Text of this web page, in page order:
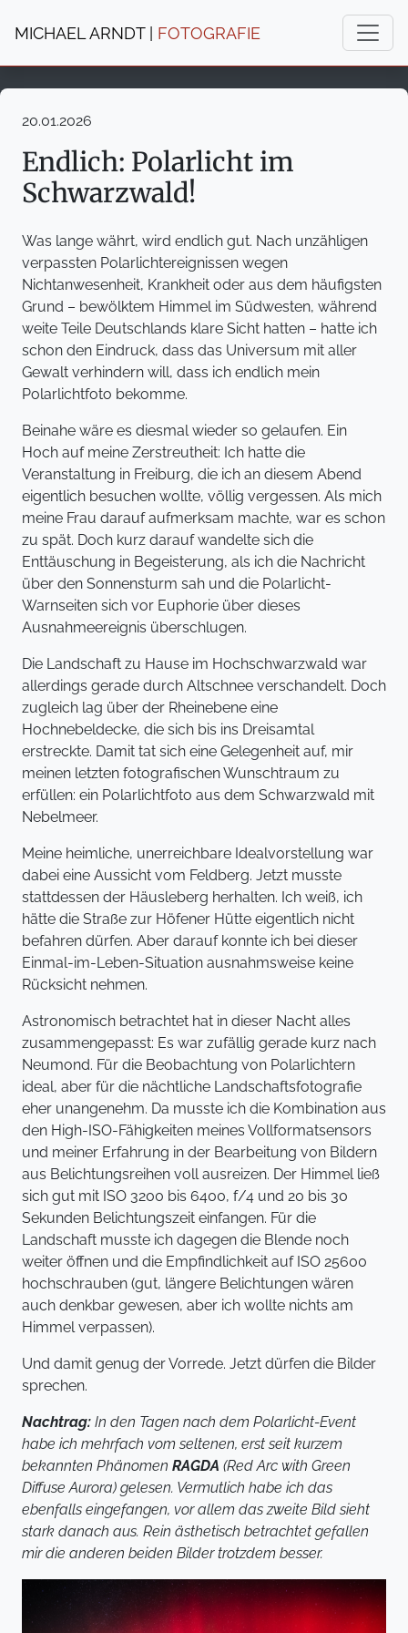
MICHAEL ARNDT | FOTOGRAFIE
20.01.2026
Endlich: Polarlicht im
Schwarzwald!
Was lange währt, wird endlich gut. Nach unzähligen
verpassten Polarlichtereignissen wegen
Nichtanwesenheit, Krankheit oder aus dem häufigsten
Grund – bewölktem Himmel im Südwesten, während
weite Teile Deutschlands klare Sicht hatten – hatte ich
schon den Eindruck, dass das Universum mit aller
Gewalt verhindern will, dass ich endlich mein
Polarlichtfoto bekomme.
Beinahe wäre es diesmal wieder so gelaufen. Ein
Hoch auf meine Zerstreutheit: Ich hatte die
Veranstaltung in Freiburg, die ich an diesem Abend
eigentlich besuchen wollte, völlig vergessen. Als mich
meine Frau darauf aufmerksam machte, war es schon
zu spät. Doch kurz darauf wandelte sich die
Enttäuschung in Begeisterung, als ich die Nachricht
über den Sonnensturm sah und die Polarlicht-
Warnseiten sich vor Euphorie über dieses
Ausnahmeereignis überschlugen.
Die Landschaft zu Hause im Hochschwarzwald war
allerdings gerade durch Altschnee verschandelt. Doch
zugleich lag über der Rheinebene eine
Hochnebeldecke, die sich bis ins Dreisamtal
erstreckte. Damit tat sich eine Gelegenheit auf, mir
meinen letzten fotografischen Wunschtraum zu
erfüllen: ein Polarlichtfoto aus dem Schwarzwald mit
Nebelmeer.
Meine heimliche, unerreichbare Idealvorstellung war
dabei eine Aussicht vom Feldberg. Jetzt musste
stattdessen der Häusleberg herhalten. Ich weiß, ich
hätte die Straße zur Höfener Hütte eigentlich nicht
befahren dürfen. Aber darauf konnte ich bei dieser
Einmal-im-Leben-Situation ausnahmsweise keine
Rücksicht nehmen.
Astronomisch betrachtet hat in dieser Nacht alles
zusammengepasst: Es war zufällig gerade kurz nach
Neumond. Für die Beobachtung von Polarlichtern
ideal, aber für die nächtliche Landschaftsfotografie
eher unangenehm. Da musste ich die Kombination aus
den High-ISO-Fähigkeiten meines Vollformatsensors
und meiner Erfahrung in der Bearbeitung von Bildern
aus Belichtungsreihen voll ausreizen. Der Himmel ließ
sich gut mit ISO 3200 bis 6400, f/4 und 20 bis 30
Sekunden Belichtungszeit einfangen. Für die
Landschaft musste ich dagegen die Blende noch
weiter öffnen und die Empfindlichkeit auf ISO 25600
hochschrauben (gut, längere Belichtungen wären
auch denkbar gewesen, aber ich wollte nichts am
Himmel verpassen).
Und damit genug der Vorrede. Jetzt dürfen die Bilder
sprechen.
Nachtrag: In den Tagen nach dem Polarlicht-Event
habe ich mehrfach vom seltenen, erst seit kurzem
bekannten Phänomen RAGDA (Red Arc with Green
Diffuse Aurora) gelesen. Vermutlich habe ich das
ebenfalls eingefangen, vor allem das zweite Bild sieht
stark danach aus. Rein ästhetisch betrachtet gefallen
mir die anderen beiden Bilder trotzdem besser.